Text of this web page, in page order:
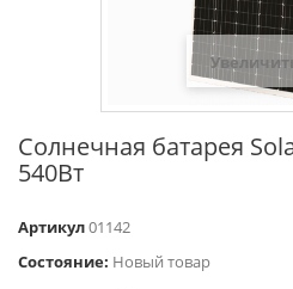
Солнечная батарея
540Вт
Артикул01142
Состояние: Новый товар